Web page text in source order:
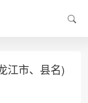
江市、县名)